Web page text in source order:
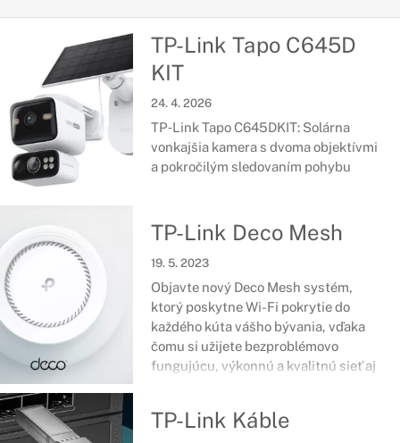
TP-Link Tapo C645D
KIT
24. 4. 2026
TP‑Link Tapo C645DKIT: Solárna
vonkajšia kamera s dvoma objektívmi
a pokročilým sledovaním pohybu
TP-Link Deco Mesh
19. 5. 2023
Objavte nový Deco Mesh systém,
ktorý poskytne Wi-Fi pokrytie do
každého kúta vášho bývania, vďaka
čomu si užijete bezproblémovo
fungujúcu, výkonnú a kvalitnú sieť aj
TP-Link Káble